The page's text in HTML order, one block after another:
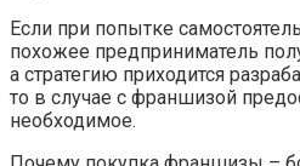
Если при попытке
похожее предприниматель
а стратегию приходится
то в случае с франшизой
необходимое.